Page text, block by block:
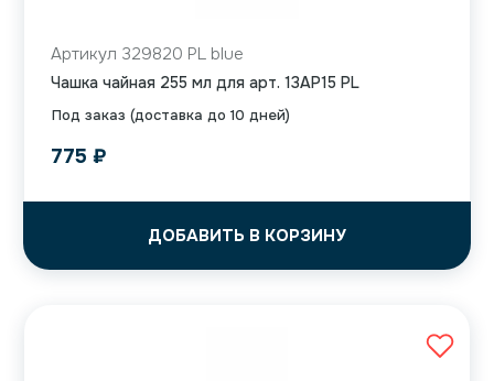
Под заказ (доставка до 10 дней)
Артикул 329820 PL blue
Чашка чайная 255 мл для арт. 13AP15 PL
775 ₽
ДОБАВИТЬ В КОРЗИНУ